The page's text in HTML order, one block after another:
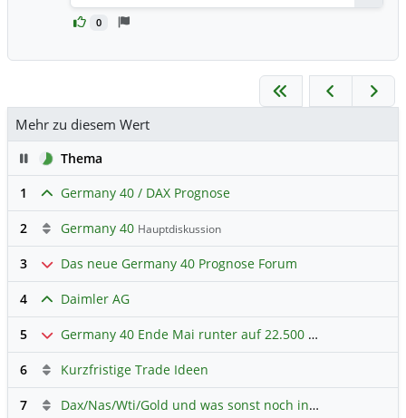
0
Mehr zu diesem Wert
PauseThema
1
Germany 40 / DAX Prognose
2 Germany 40 Hauptdiskussion
3 Das neue Germany 40 Prognose Forum
4 Daimler AG
5 Germany 40 Ende Mai runter auf 22.500 Punkte
6 Kurzfristige Trade Ideen
7 Dax/Nas/Wti/Gold und was sonst noch interessant ist.